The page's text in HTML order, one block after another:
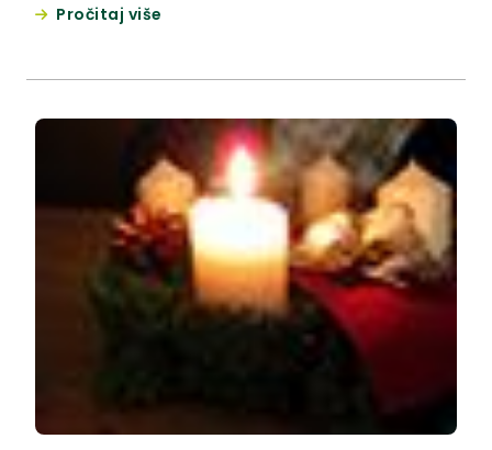
zaključkom i koje se daju zainteresiranoj javnosti na
Pročitaj više